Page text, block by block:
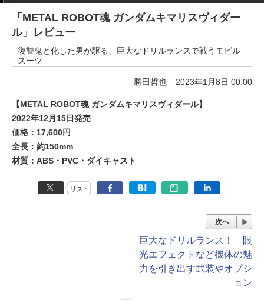
「METAL ROBOT魂 ガンダムキマリスヴィダー
ル」レビュー
復讐鬼と化した男が駆る、巨大なドリルランスで戦うモビル
スーツ
勝田哲也 2023年1月8日 00:00
【METAL ROBOT魂 ガンダムキマリスヴィダール】
2022年12月15日発売
価格：17,600円
全長：約150mm
材質：ABS・PVC・ダイキャスト
リスト
次へ
巨大なドリルランス！ 眼
光エフェクトなど機体の魅
力を引き出す武装やオプシ
ョン